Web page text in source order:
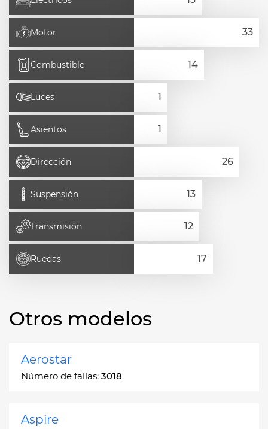
Motor
Combustible
Luces
Asientos
Dirección
Suspensión
Transmisión
Ruedas
Otros modelos
Aerostar
Número de fallas: 3018
Aspire